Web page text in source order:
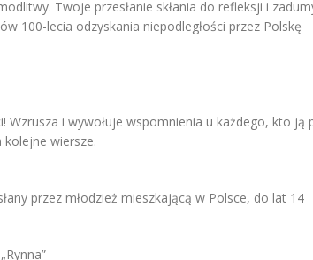
Twoje przesłanie skłania do refleksji i
100-lecia odzyskania niepodległości przez Polskę
Wzrusza i wywołuje wspomnienia u każdego, kto ją
wiersze.
przez młodzież mieszkającą w Polsce, do lat 14